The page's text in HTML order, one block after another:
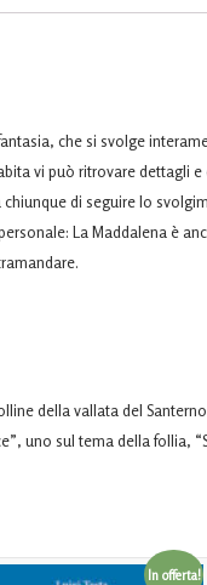
che si svolge
vi può ritrovare dettagli
di seguire lo
La Maddalena è
della vallata del
uno sul tema della follia,
In offerta!